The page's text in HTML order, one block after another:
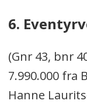
6.
(Gnr 43, bnr
7.990.000 fra
Hanne